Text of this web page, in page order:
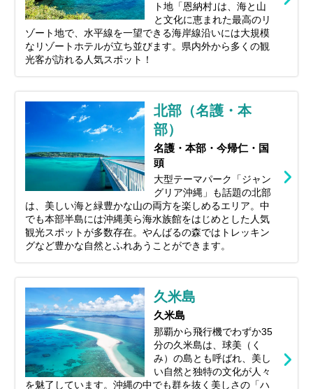
ト地「恩納村｣は、海と山
と文化に恵まれた最高のリ
ゾート地で、水平線を一望できる海岸線沿いには大規模
なリゾートホテルが立ち並びます。県内外から多くの観
光客が訪れる人気スポット！
北部（名護・本
部）
名護・本部・今帰仁・国
頭
大型テーマパーク「ジャン
グリア沖縄」も話題の北部
は、美しい海と緑豊かな山の両方を楽しめるエリア。中
でも本部半島には沖縄美ら海水族館をはじめとした人気
観光スポットが多数存在。やんばるの森ではトレッキン
グなど豊かな自然とふれあうことができます。
久米島
久米島
那覇から飛行機でわずか35
分の久米島は、球美（く
み）の島とも呼ばれ、美し
い自然と独特の文化が人々
を魅了しています。沖縄の中でも群を抜く美しさの「ハ